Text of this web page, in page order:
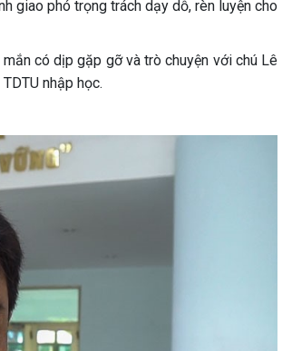
giao phó trọng trách dạy dỗ, rèn luyện cho
có dịp gặp gỡ và trò chuyện với chú Lê
nhập học.